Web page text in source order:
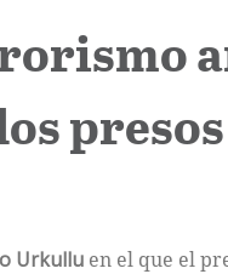
presos
Urkullu en el que el